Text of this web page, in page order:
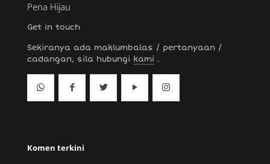
Pena Hijau
Get in touch
Sekiranya ada maklumbalas / pertanyaan /
cadangan, sila hubungi kami .
Komen terkini